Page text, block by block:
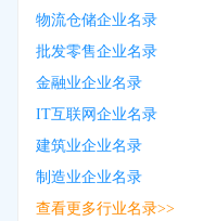
物流仓储企业名录
批发零售企业名录
金融业企业名录
IT互联网企业名录
建筑业企业名录
制造业企业名录
查看更多行业名录>>